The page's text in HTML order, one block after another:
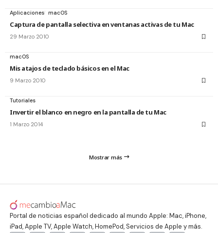
Aplicaciones macOS
Captura de pantalla selectiva en ventanas activas de tu Mac
29 Marzo 2010
macOS
Mis atajos de teclado básicos en el Mac
9 Marzo 2010
Tutoriales
Invertir el blanco en negro en la pantalla de tu Mac
1 Marzo 2014
Mostrar más
Portal de noticias español dedicado al mundo Apple: Mac, iPhone,
iPad, Apple TV, Apple Watch, HomePod, Servicios de Apple y más.